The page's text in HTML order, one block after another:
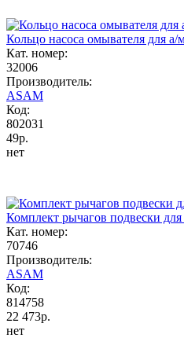
Кольцо насоса омывателя для
Кат. номер:
32006
Производитель:
ASAM
Код:
802031
49р.
нет
Комплект рычагов подвески
Кат. номер:
70746
Производитель:
ASAM
Код:
814758
22 473р.
нет